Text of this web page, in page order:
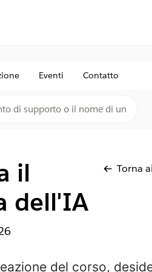
Eventi Contatto
il
dell'IA
Torna
del corso,